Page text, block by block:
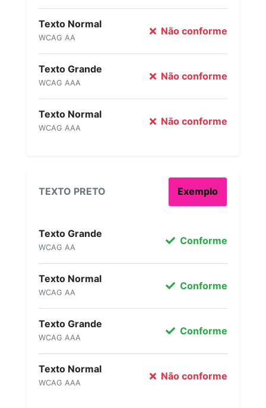
Texto Normal
WCAG AA
Não conforme
Texto Grande
WCAG AAA
Não conforme
Texto Normal
WCAG AAA
Não conforme
TEXTO PRETO Exemplo
Texto Grande
WCAG AA
Conforme
Texto Normal
WCAG AA
Conforme
Texto Grande
WCAG AAA
Conforme
Texto Normal
WCAG AAA
Não conforme